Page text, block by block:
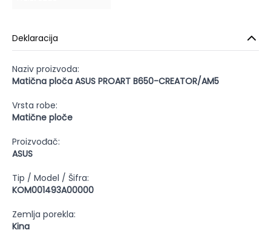
Deklaracija
Naziv proizvoda:
Matična ploča ASUS PROART B650-CREATOR/AM5
Vrsta robe:
Matične ploče
Proizvođač:
ASUS
Tip / Model / Šifra:
KOM001493A00000
Zemlja porekla:
Kina